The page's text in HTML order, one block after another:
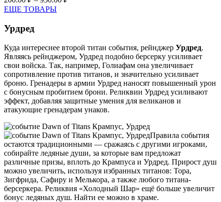
ЕЩЕ ТОВАРЫ
Урдред
Куда интереснее второй титан события, рейнджер Урдред.
Являясь рейнджером, Урдред подобно берсерку усиливает
свои войска. Так, например, Голиафам она увеличивает
сопротивление против титанов, и значительно усиливает
броню. Гренадеры в армии Урдред наносят повышенный урон
с бонусным пробитием брони. Реликвии Урдред усиливают
эффект, добавляя защитные умения для великанов и
атакующие гренадерам унаков.
Правила события
остаются традиционными — сражаясь с другими игроками,
собирайте ледяные души, за которые вам предложат
различные призы, вплоть до Крампуса и Урдред. Прирост душ
можно увеличить, используя избранных титанов: Тора,
Зигфрида, Сафиру и Мелькора, а также любого титана-
берсеркера. Реликвия «Холодный Шар» ещё больше увеличит
бонус ледяных душ. Найти ее можно в храме.